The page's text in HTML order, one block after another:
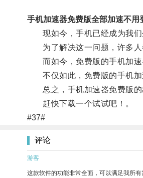
手机加速器免费版全部加速不用
现如今，手机已经成为我们
为了解决这一问题，许多人
而如今，免费版的手机加速
不仅如此，免费版的手机加
总之，手机加速器免费版的
赶快下载一个试试吧！。
#37#
评论
游客
这款软件的功能非常全面，可以满足我所有